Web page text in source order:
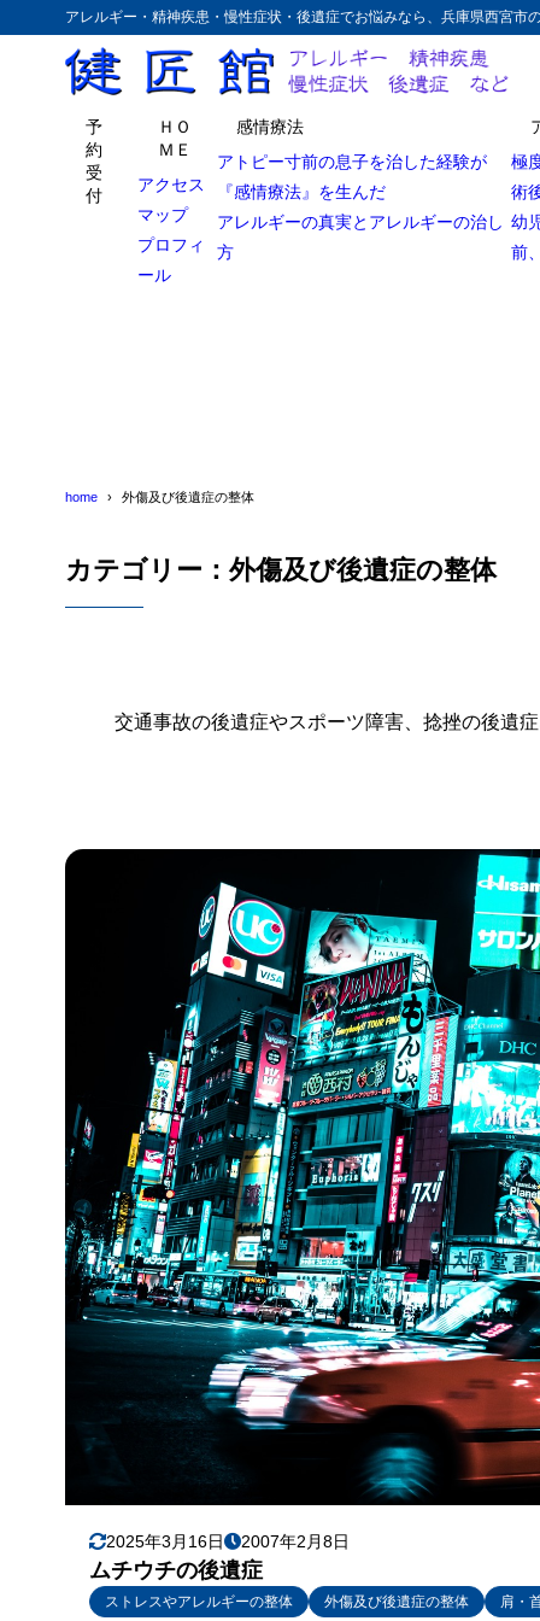
アレルギー・精神疾患・慢性症状・後遺症でお悩みなら、兵庫県西宮
予
約
受
付
ＨＯ
ＭＥ
アクセス
マップ
プロフィ
ール
感情療法
アトピー寸前の息子を治した経験が
『感情療法』を生んだ
アレルギーの真実とアレルギーの治し
方
極
術
幼
前
home 外傷及び後遺症の整体
カテゴリー：外傷及び後遺症の整体
交通事故の後遺症やスポーツ障害、捻挫の後遺
2025年3月16日 2007年2月8日
ムチウチの後遺症
ストレスやアレルギーの整体 外傷及び後遺症の整体 肩・